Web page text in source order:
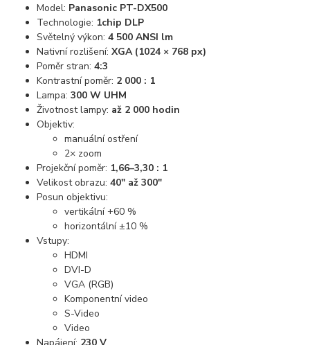
Model: Panasonic PT-DX500
Technologie: 1chip DLP
Světelný výkon:4 500 ANSI lm
Nativní rozlišení:XGA (1024 × 768 px)
Poměr stran:4:3
Kontrastní poměr: 2 000 : 1
Lampa:300 W UHM
Životnost lampy: až 2 000 hodin
Objektiv:
manuální ostření
2× zoom
Projekční poměr: 1,66–3,30 : 1
Velikost obrazu:40" až 300"
Posun objektivu:
vertikální +60 %
horizontální ±10 %
Vstupy:
HDMI
DVI-D
VGA (RGB)
Komponentní video
S-Video
Video